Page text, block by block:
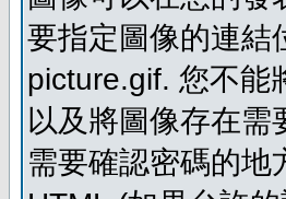
要指定圖像的連結
picture.gif. 您不能
以及將圖像存在
需要確認密碼的